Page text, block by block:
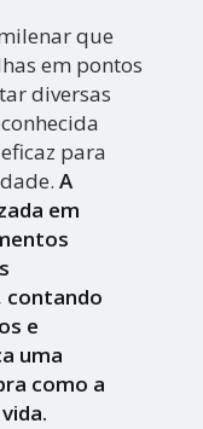
que
em pontos
diversas
para
A
em
contando
e
uma
como a